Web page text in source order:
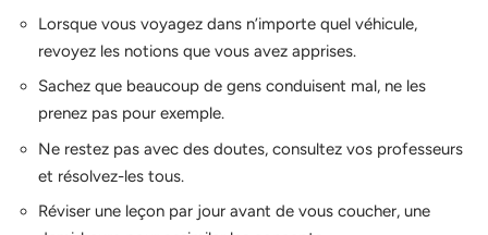
Lorsque vous voyagez dans n’importe quel véhicule,
revoyez les notions que vous avez apprises.
Sachez que beaucoup de gens conduisent mal, ne les
prenez pas pour exemple.
Ne restez pas avec des doutes, consultez vos professeurs
et résolvez-les tous.
Réviser une leçon par jour avant de vous coucher, une